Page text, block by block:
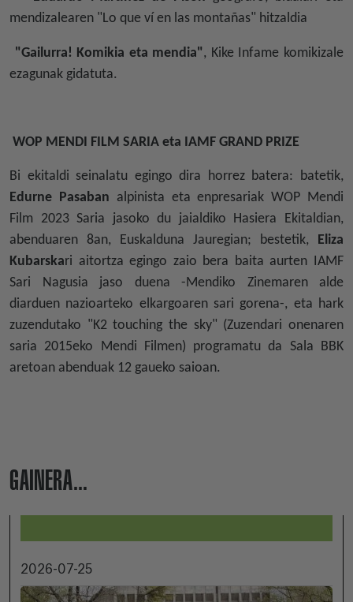
mendizalearen "Lo que ví en las montañas" hitzaldia
"Gailurra! Komikia eta mendia", Kike Infame komikizale
ezagunak gidatuta.
WOP MENDI FILM SARIA eta IAMF GRAND PRIZE
Bi ekitaldi seinalatu egingo dira horrez batera: batetik,
Edurne Pasaban alpinista eta enpresariak WOP Mendi
Film 2023 Saria jasoko du jaialdiko Hasiera Ekitaldian,
abenduaren 8an, Euskalduna Jauregian; bestetik,
Eliza
Kubarskari aitortza egingo zaio bera baita aurten IAMF
Sari Nagusia jaso duena -Mendiko Zinemaren alde
diarduen nazioarteko elkargoaren sari gorena-, eta hark
zuzendutako "K2 touching the sky" (Zuzendari onenaren
saria 2015eko Mendi Filmen) programatu da Sala BBK
aretoan abenduak 12 gaueko saioan.
GAINERA...
2026-07-25